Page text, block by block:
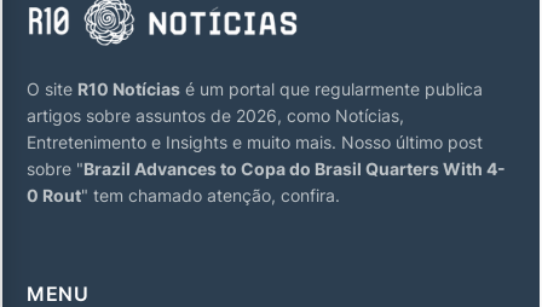
O site R10 Notícias é um portal que regularmente publica
artigos sobre assuntos de 2026, como Notícias,
Entretenimento e Insights e muito mais. Nosso último post
sobre "Brazil Advances to Copa do Brasil Quarters With 4-
0 Rout" tem chamado atenção, confira.
MENU